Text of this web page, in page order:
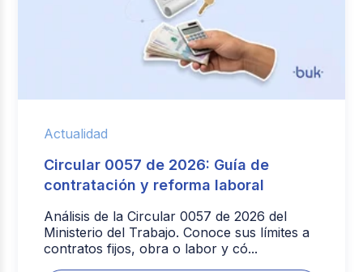
Actualidad
Circular 0057 de 2026: Guía de
contratación y reforma laboral
Análisis de la Circular 0057 de 2026 del
Ministerio del Trabajo. Conoce sus límites a
contratos fijos, obra o labor y có...